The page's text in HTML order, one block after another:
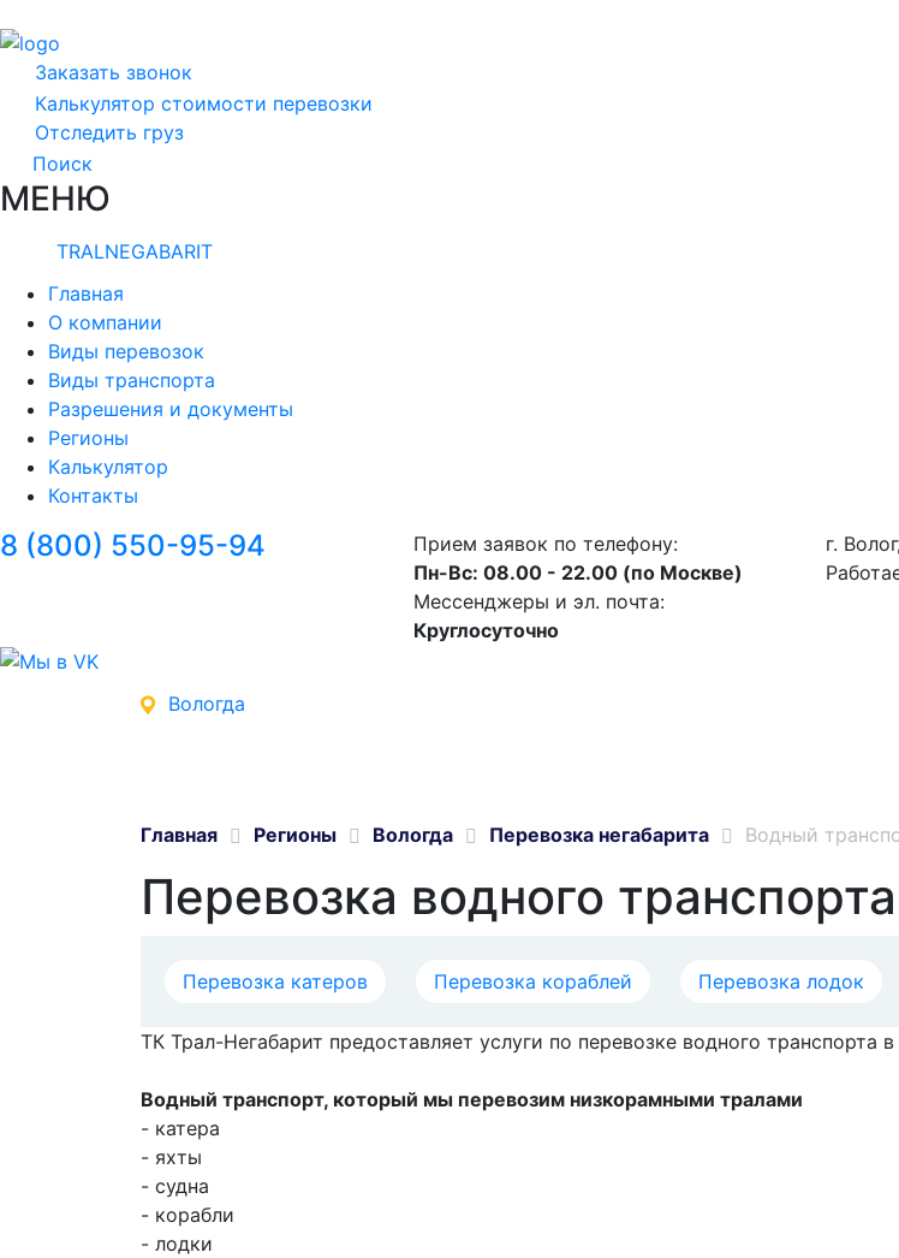
Заказать звонок
Калькулятор стоимости перевозки
Отследить груз
Поиск
МЕНЮ
TRALNEGABARIT
Главная
О компании
Виды перевозок
Виды транспорта
Разрешения и документы
Регионы
Калькулятор
Контакты
8 (800) 550-95-94
Прием заявок по телефону:
Пн-Вс: 08.00 - 22.00 (по Москве)
Мессенджеры и эл. почта:
Круглосуточно
г.
Вологда
Главная Регионы Вологда Перевозка негабарита Водный
Перевозка водного
Перевозка катеров Перевозка кораблей Перевозка лодок
ТК Трал-Негабарит предоставляет услуги по перевозке водного транспорта в
Водный транспорт, который мы перевозим низкорамными тралами
- катера
- яхты
- судна
- корабли
- лодки